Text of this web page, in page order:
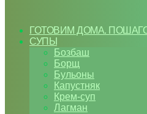
ГОТОВИМ ДОМА.
СУПЫ
Бозбаш
Борщ
Бульоны
Капустняк
Крем-суп
Лагман